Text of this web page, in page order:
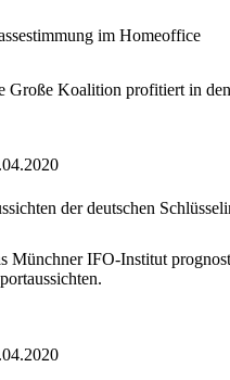
im Homeoffice
Große Koalition profitiert in
der deutschen
Münchner IFO-Institut